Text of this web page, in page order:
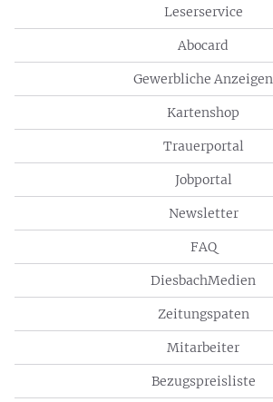
Leserservice
Abocard
Gewerbliche Anzeigen
Kartenshop
Trauerportal
Jobportal
Newsletter
FAQ
DiesbachMedien
Zeitungspaten
Mitarbeiter
Bezugspreisliste